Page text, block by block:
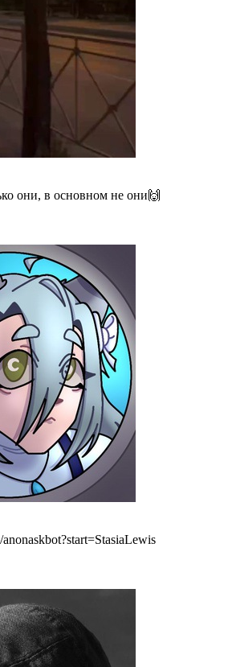
они, в основном не они🙌